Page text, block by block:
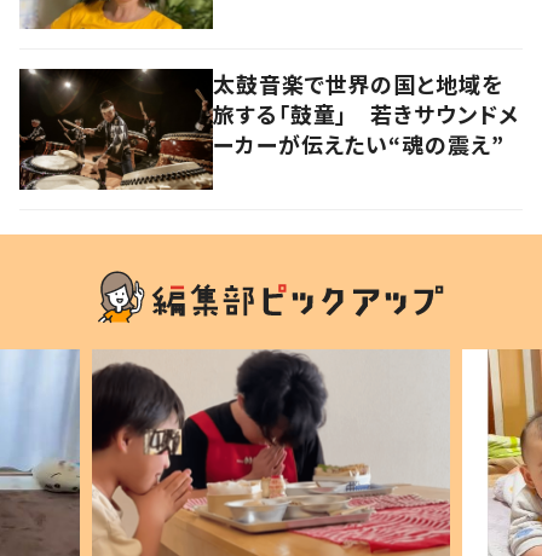
太鼓音楽で世界の国と地域を
旅する「鼓童」 若きサウンドメ
ーカーが伝えたい“魂の震え”